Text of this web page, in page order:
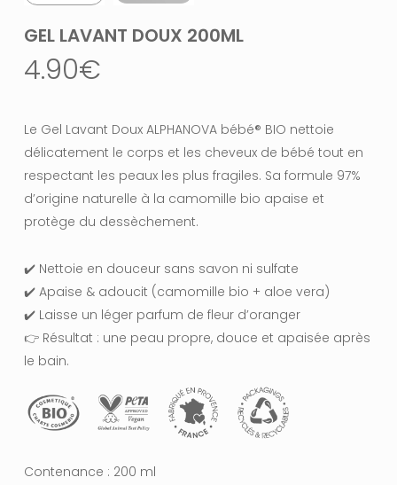
GEL LAVANT DOUX 200ML
4.90€
Le Gel Lavant Doux ALPHANOVA bébé® BIO nettoie
délicatement le corps et les cheveux de bébé tout en
respectant les peaux les plus fragiles. Sa formule 97%
d’origine naturelle à la camomille bio apaise et
protège du dessèchement.
✔️ Nettoie en douceur sans savon ni sulfate
✔️ Apaise & adoucit (camomille bio + aloe vera)
✔️ Laisse un léger parfum de fleur d’oranger
👉 Résultat : une peau propre, douce et apaisée après
le bain.
Contenance : 200 ml